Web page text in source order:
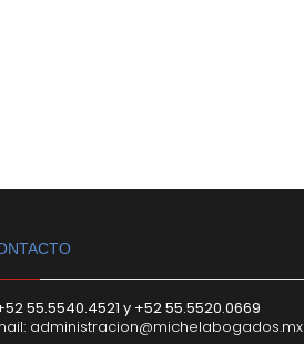
55.5540.4521 y +52 55.5520.0669
administracion@michelabogados.mx